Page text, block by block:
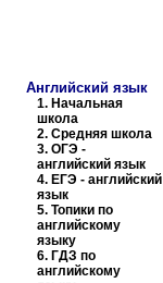
Английский язык
1. Начальная
школа
2. Средняя школа
3. ОГЭ -
английский язык
4. ЕГЭ - английский
язык
5. Топики по
английскому
языку
6. ГДЗ по
английскому